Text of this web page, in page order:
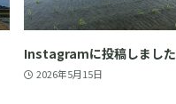
Instagramに投稿しました
2026年5月15日